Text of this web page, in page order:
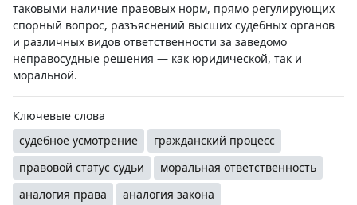
таковыми наличие правовых норм, прямо регулирующих
спорный вопрос, разъяснений высших судебных органов
и различных видов ответственности за заведомо
неправосудные решения — как юридической, так и
моральной.
Ключевые слова
судебное усмотрение
гражданский процесс
правовой статус судьи
моральная ответственность
аналогия права
аналогия закона